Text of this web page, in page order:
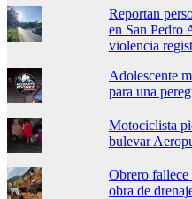
Reportan
en San Pedro
violencia
Adolescente
para una
Motociclista
bulevar
Obrero fallece
obra de